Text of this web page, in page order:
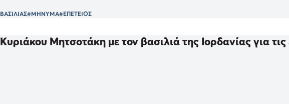
#ΜΗΝΥΜΑ#ΕΠΕΤΕΙΟΣ
Μητσοτάκη με τον βασιλιά της Ιορδανίας για